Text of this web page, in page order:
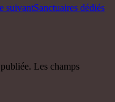
suivantSanctuaires dédiés
Les champs